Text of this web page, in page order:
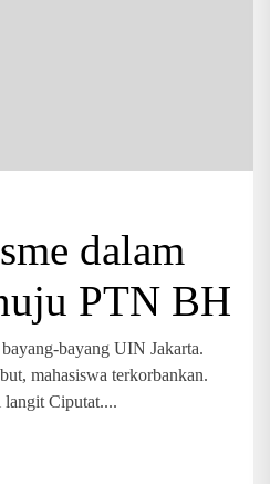
dalam
PTN BH
bayang UIN Jakarta.
mahasiswa terkorbankan.
langit Ciputat....